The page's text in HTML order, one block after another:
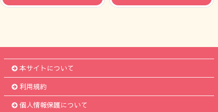
本サイトについて
利用規約
個人情報保護について